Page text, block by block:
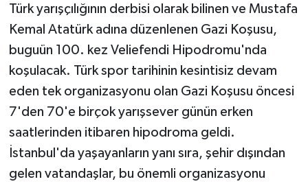
Türk yarışçılığının derbisi olarak bilinen ve Mustafa
Kemal Atatürk adına düzenlenen Gazi Koşusu,
buguün 100. kez Veliefendi Hipodromu'nda
koşulacak. Türk spor tarihinin kesintisiz devam
eden tek organizasyonu olan Gazi Koşusu öncesi
7'den 70'e birçok yarışsever günün erken
saatlerinden itibaren hipodroma geldi.
İstanbul'da yaşayanların yanı sıra, şehir dışından
gelen vatandaşlar, bu önemli organizasyonu
Yaşam